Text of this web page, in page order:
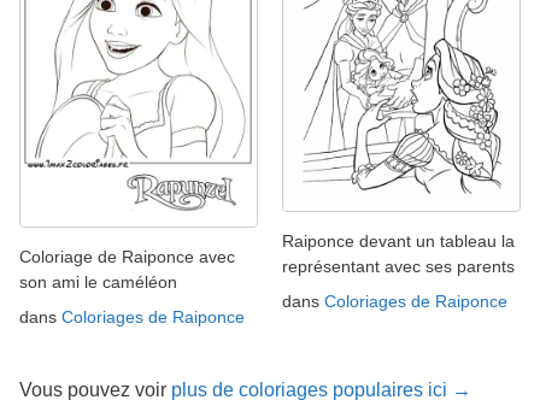
Coloriage de Raiponce avec
son ami le caméléon
dans Coloriages de Raiponce
Raiponce devant un tableau la
représentant avec ses parents
dans Coloriages de Raiponce
Vous pouvez voir plus de coloriages populaires ici →